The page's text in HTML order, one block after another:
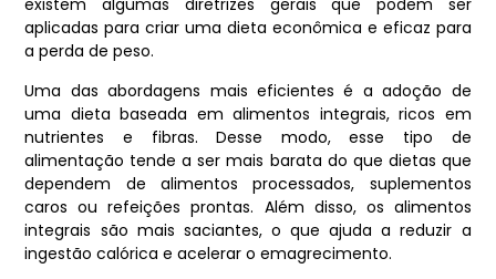
existem algumas diretrizes gerais que podem ser
aplicadas para criar uma dieta econômica e eficaz para
a perda de peso.
Uma das abordagens mais eficientes é a adoção de
uma dieta baseada em alimentos integrais, ricos em
nutrientes e fibras. Desse modo, esse tipo de
alimentação tende a ser mais barata do que dietas que
dependem de alimentos processados, suplementos
caros ou refeições prontas. Além disso, os alimentos
integrais são mais saciantes, o que ajuda a reduzir a
ingestão calórica e acelerar o emagrecimento.